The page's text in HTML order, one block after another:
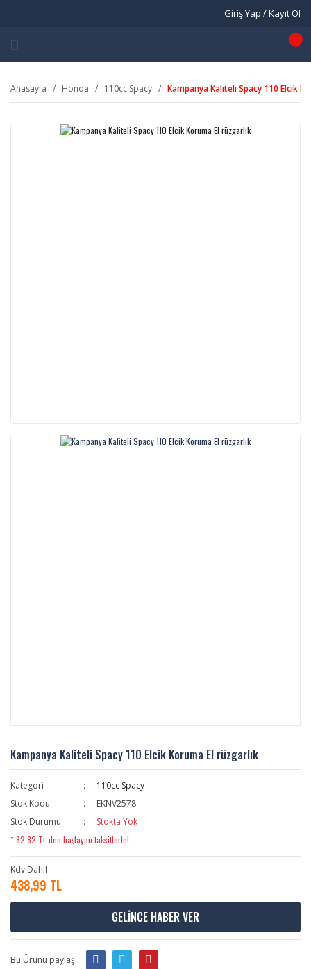
Giriş Yap / Kayıt Ol
Anasayfa Honda 110cc Spacy Kampanya Kaliteli Spacy 110 Elcik
Kampanya Kaliteli Spacy 110 Elcik Koruma El rüzgarlık
Kategori
110cc Spacy
Stok Kodu
EKNV2578
Stok Durumu
Stokta Yok
* 82,82 TL den başlayan taksitlerle!
Kdv Dahil
438,99 TL
GELİNCE HABER VER
Bu Ürünü paylaş :